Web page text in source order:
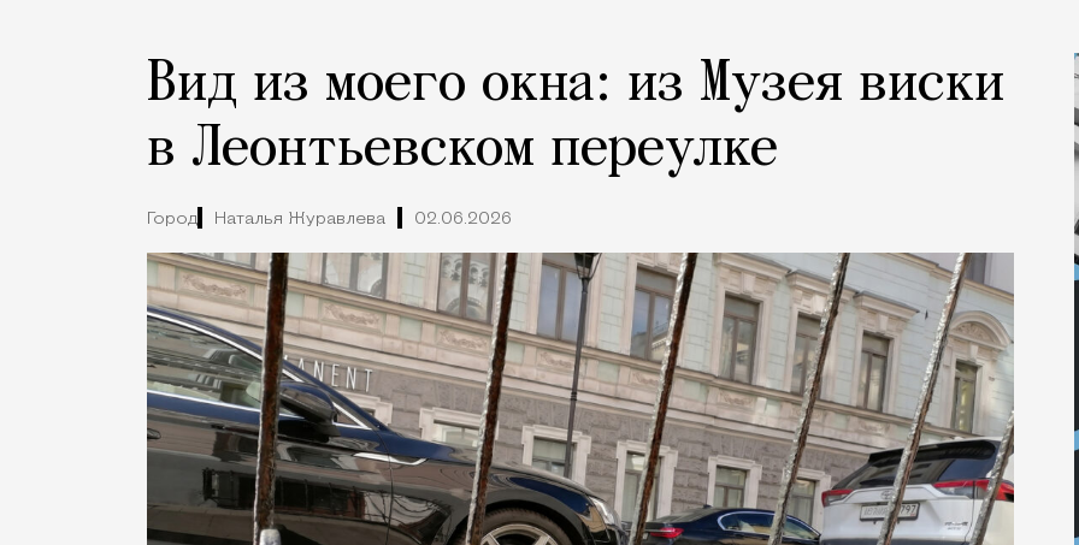
Вид из моего окна: из Музея виски
в Леонтьевском переулке
Город Наталья Журавлева 02.06.2026